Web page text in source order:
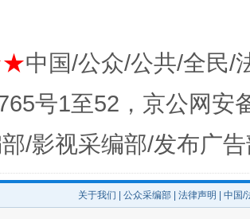
蛙产品抗生素超标问题” 法
中国/公众/公共/全民/
号1至52，京公网安
/影视采编部/发布广
关于我们 公众采编部 法律声明 | 中国